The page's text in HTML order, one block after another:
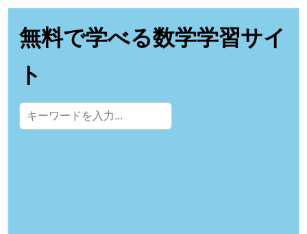
無料で学べる数学学習サイ
ト
サイト内検索